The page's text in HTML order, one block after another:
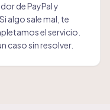
de PayPal y
algo sale mal, te
el servicio.
caso sin resolver.